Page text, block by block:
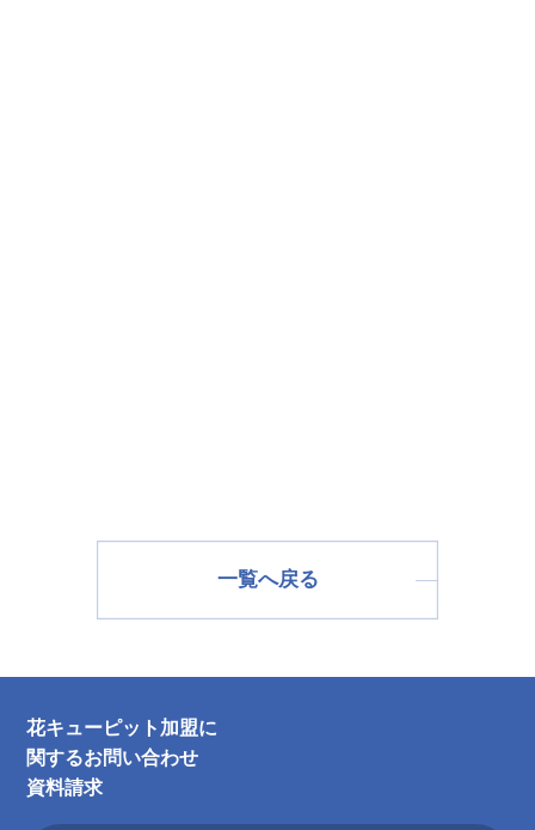
一覧へ戻る
花キューピット加盟に
関するお問い合わせ
資料請求